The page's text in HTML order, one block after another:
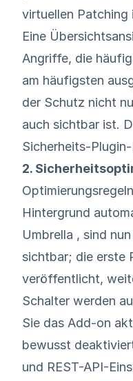
virtuellen Patching
Eine
Angriffe, die
am häufigsten
der Schutz nicht
auch sichtbar ist.
Sicherheits-
2.
Hintergrund
Umbrella , sind
sichtbar; die erste
veröffentlicht,
Schalter werden
Sie das Add-on
bewusst
und REST-API-